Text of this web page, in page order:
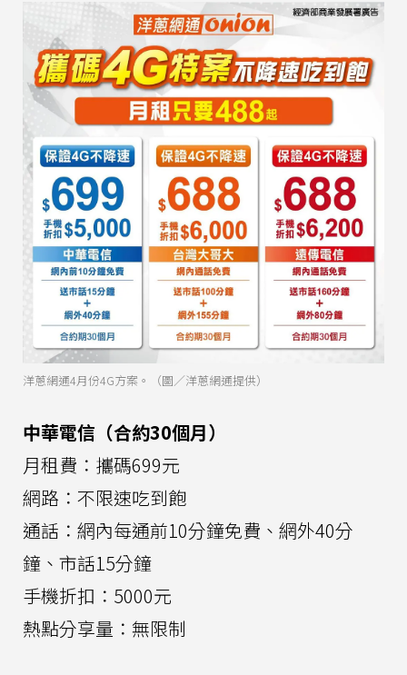
洋蔥網通4月份4G方案。（圖／洋蔥網通提供）
中華電信（合約30個月）
月租費：攜碼699元
網路：不限速吃到飽
通話：網內每通前10分鐘免費、網外40分
鐘、市話15分鐘
手機折扣：5000元
熱點分享量：無限制